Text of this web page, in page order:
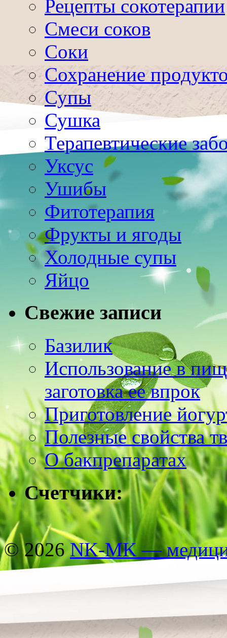
Рецепты сокотерапии
Смеси соков
Соки
Сохранение
Супы
Сушка
Терапевтические
Уксус
Ушибы
Фитотерапия
Фрукты и ягоды
Холодные супы
Яйцо
Свежие записи
Базилик
Использование в
заготовка ее впрок
Приготовление
Полезные свойства
О бакпрепаратах
Счетчики:
© 2026NK-MK —